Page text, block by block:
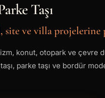
Taşı
site ve villa projelerine
konut, otopark ve çevre
parke taşı ve bordür